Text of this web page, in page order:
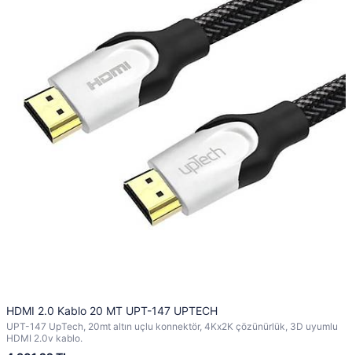
HDMI 2.0 Kablo 20 MT UPT-147 UPTECH
UPT-147 UpTech, 20mt altın uçlu konnektör, 4Kx2K çözünürlük, 3D uyumlu
HDMI 2.0v kablo.